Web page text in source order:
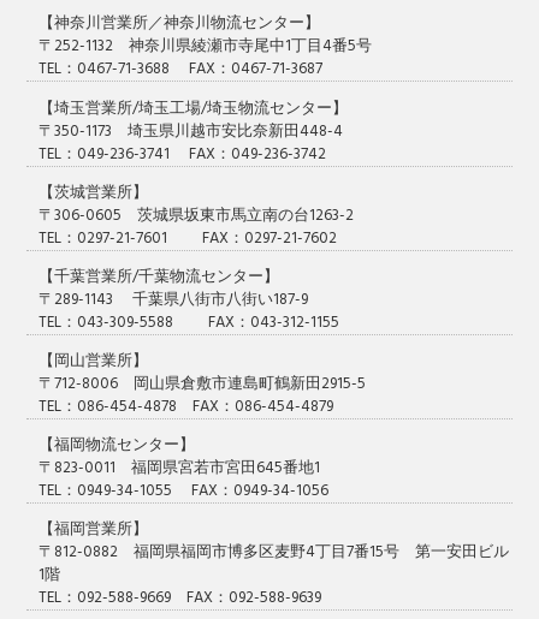
【神奈川営業所／神奈川物流センター】
〒252-1132 神奈川県綾瀬市寺尾中1丁目4番5号
TEL：0467-71-3688 FAX：0467-71-3687
【埼玉営業所/埼玉工場/埼玉物流センター】
〒350-1173 埼玉県川越市安比奈新田448-4
TEL：049-236-3741 FAX：049-236-3742
【茨城営業所】
〒306-0605 茨城県坂東市馬立南の台1263-2
TEL：0297-21-7601 FAX：0297-21-7602
【千葉営業所/千葉物流センター】
〒289-1143 千葉県八街市八街い187-9
TEL：043-309-5588 FAX：043-312-1155
【岡山営業所】
〒712-8006 岡山県倉敷市連島町鶴新田2915-5
TEL：086-454-4878 FAX：086-454-4879
【福岡物流センター】
〒823-0011 福岡県宮若市宮田645番地1
TEL：0949-34-1055 FAX：0949-34-1056
【福岡営業所】
〒812-0882 福岡県福岡市博多区麦野4丁目7番15号 第一安田ビル
1階
TEL：092-588-9669 FAX：092-588-9639